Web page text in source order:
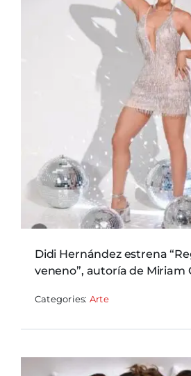
Didi Hernández estrena
veneno”, autoría de Miriam
Categories: Arte